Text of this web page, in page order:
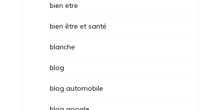
bien etre
bien être et santé
blanche
blog
blog automobile